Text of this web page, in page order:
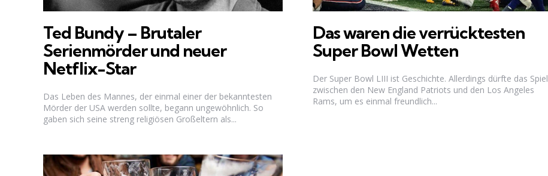
Ted Bundy – Brutaler
Serienmörder und neuer
Netflix-Star
Das Leben des Mannes, der einmal einer der bekanntesten
Mörder der USA werden sollte, begann ungewöhnlich. So
gaben sich seine streng religiösen Großeltern als...
Das waren die verrücktesten
Super Bowl Wetten
Der Super Bowl LIII ist Geschichte. Allerdings dürfte das Spiel
zwischen den New England Patriots und den Los Angeles
Rams, um es einmal freundlich...